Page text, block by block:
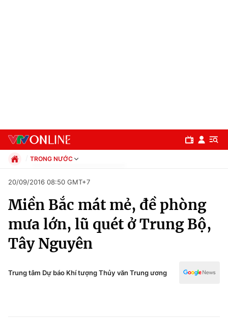
Chuyên mục
Chính trị
TRONG NƯỚC
Xã hội
Pháp luật
Thể thao
Truyền hình
Văn hóa - Giải trí
Đời sống
20/09/2016 08:50 GMT+7
Miền Bắc mát mẻ, đề phòng
mưa lớn, lũ quét ở Trung Bộ,
Tây Nguyên
Trung tâm Dự báo Khí tượng Thủy văn Trung ương